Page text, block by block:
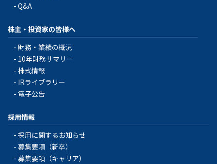
Q&A
株主・投資家の皆様へ
財務・業績の概況
10年財務サマリー
株式情報
IRライブラリー
電子公告
採用情報
採用に関するお知らせ
募集要項（新卒）
募集要項（キャリア）